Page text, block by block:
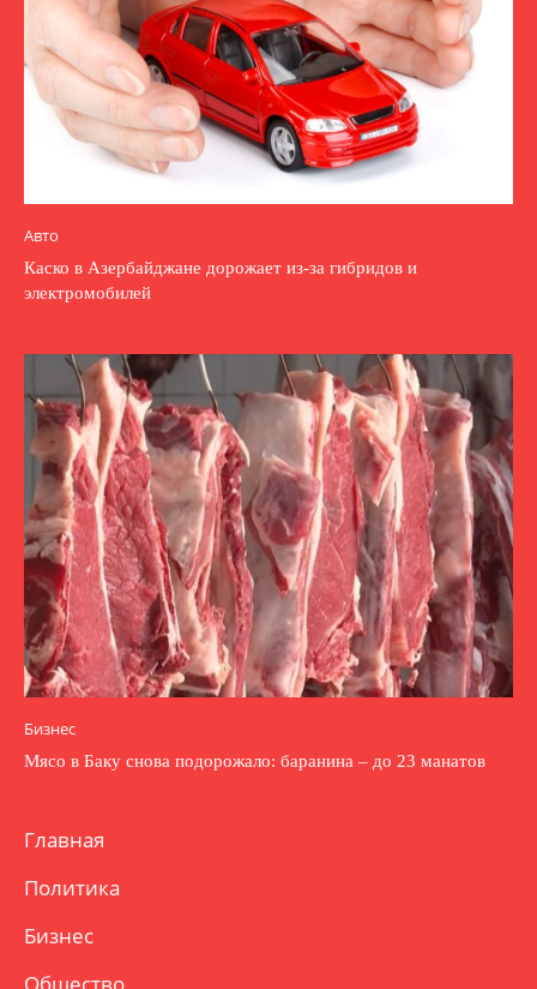
Авто
Каско в Азербайджане дорожает из-за гибридов и
электромобилей
Бизнес
Мясо в Баку снова подорожало: баранина – до 23 манатов
Главная
Политика
Бизнес